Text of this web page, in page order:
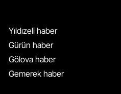
Yıldızeli haber
Gürün haber
Gölova haber
Gemerek haber